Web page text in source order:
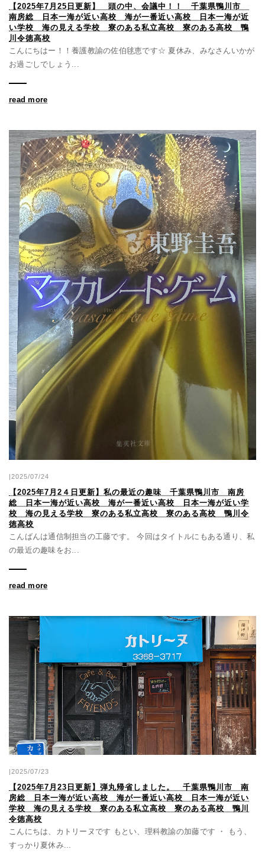
【2025年7月25日更新】 頭の中、会議中！！ 千葉県鴨川市
南房総 日本一海が近い高校 海が一番近い高校 日本一海が近
い学校 海の見える学校 寮のある私立高校 寮のある高校 鴨
川令徳高校
こんにちはー！！養護教諭の佐伯毬恵です☆ 夏休み、みなさんいかが
お過ごしでしょう...
read more
|2025/07/24
【2025年7月2４日更新】私の最近の趣味 千葉県鴨川市 南房
総 日本一海が近い高校 海が一番近い高校 日本一海が近い学
校 海の見える学校 寮のある私立高校 寮のある高校 鴨川令
徳高校
こんばんは通信制担当の工藤です。 今回はタイトルにもある通り、私
の最近の趣味をお...
read more
|2025/07/23
【2025年7月23日更新】弾丸帰省しました。 千葉県鴨川市 南
房総 日本一海が近い高校 海が一番近い高校 日本一海が近い
学校 海の見える学校 寮のある私立高校 寮のある高校 鴨川
令徳高校
こんにちは、カトリーヌです もとい、理科教諭の加藤です ・ もう、
すっかり夏休み...